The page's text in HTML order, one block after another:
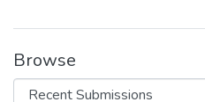
Browse